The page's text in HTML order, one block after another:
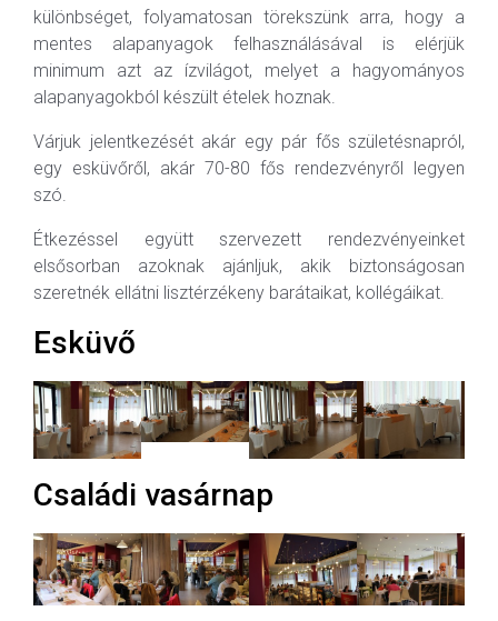
különbséget, folyamatosan törekszünk arra, hogy a
mentes alapanyagok felhasználásával is elérjük
minimum azt az ízvilágot, melyet a hagyományos
alapanyagokból készült ételek hoznak.
Várjuk jelentkezését akár egy pár fős születésnapról,
egy esküvőről, akár 70-80 fős rendezvényről legyen
szó.
Étkezéssel együtt szervezett rendezvényeinket
elsősorban azoknak ajánljuk, akik biztonságosan
szeretnék ellátni lisztérzékeny barátaikat, kollégáikat.
Esküvő
Családi vasárnap